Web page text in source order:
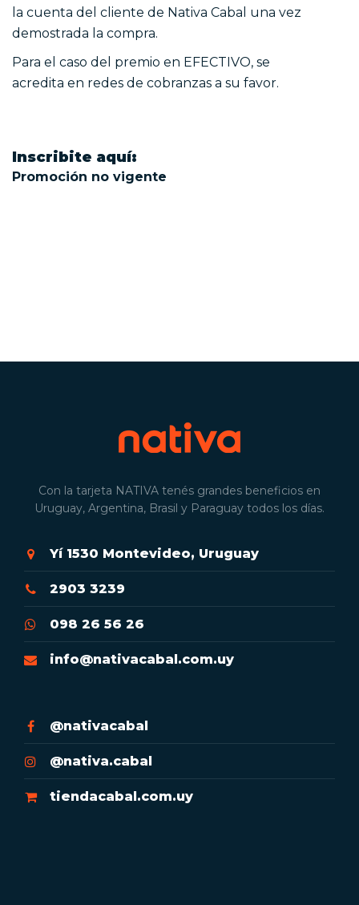
la cuenta del cliente de Nativa Cabal una vez
demostrada la compra.
Para el caso del premio en EFECTIVO, se
acredita en redes de cobranzas a su favor.
Inscribite aquí:
Promoción no vigente
Con la tarjeta NATIVA tenés grandes beneficios en
Uruguay, Argentina, Brasil y Paraguay todos los días.
Yí 1530 Montevideo, Uruguay
2903 3239
098 26 56 26
info@nativacabal.com.uy
@nativacabal
@nativa.cabal
tiendacabal.com.uy